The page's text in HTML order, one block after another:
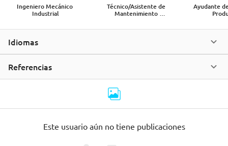
Ingeniero Mecánico
Industrial
Técnico/Asistente de
Mantenimiento
Ayudante
Idiomas
Referencias
Este usuario aún no tiene publicaciones